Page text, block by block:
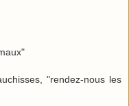
"rendez-nous les